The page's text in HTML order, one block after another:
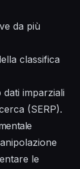
da più
classifica
imparziali
(SERP).
le